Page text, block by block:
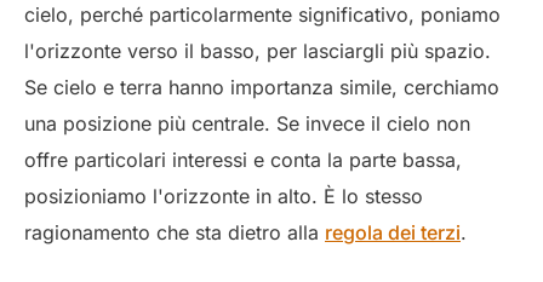
cielo, perché particolarmente significativo, poniamo
l'orizzonte verso il basso, per lasciargli più spazio.
Se cielo e terra hanno importanza simile, cerchiamo
una posizione più centrale. Se invece il cielo non
offre particolari interessi e conta la parte bassa,
posizioniamo l'orizzonte in alto. È lo stesso
ragionamento che sta dietro alla regola dei terzi.